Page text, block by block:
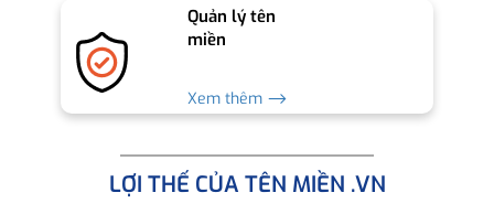
Quản lý tên
miền
Xem thêm ⟶
LỢI THẾ CỦA TÊN MIỀN .VN